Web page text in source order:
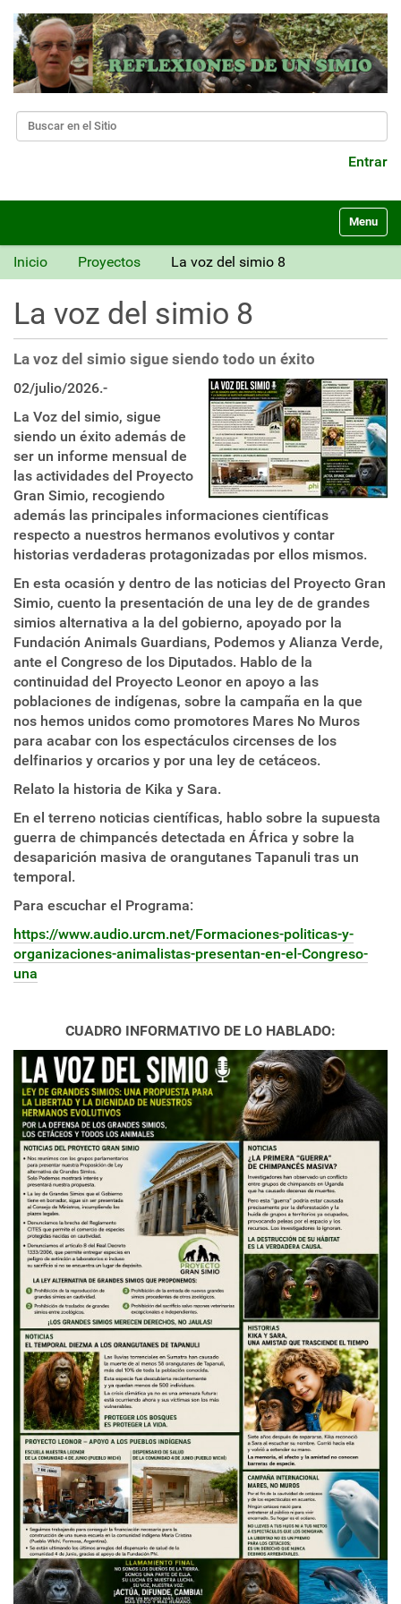
Buscar
Entrar
v
Toggle
Inicio Proyectos La voz del simio 8
La voz del simio 8
La voz del simio sigue siendo todo un éxito
02/julio/2026.-
La Voz del simio, sigue
siendo un éxito además de
ser un informe mensual de
las actividades del Proyecto
Gran Simio, recogiendo
además las principales informaciones científicas
respecto a nuestros hermanos evolutivos y contar
historias verdaderas protagonizadas por ellos mismos.
En esta ocasión y dentro de las noticias del Proyecto Gran
Simio, cuento la presentación de una ley de de grandes
simios alternativa a la del gobierno, apoyado por la
Fundación Animals Guardians, Podemos y Alianza Verde,
ante el Congreso de los Diputados. Hablo de la
continuidad del Proyecto Leonor en apoyo a las
poblaciones de indígenas, sobre la campaña en la que
nos hemos unidos como promotores Mares No Muros
para acabar con los espectáculos circenses de los
delfinarios y orcarios y por una ley de cetáceos.
Relato la historia de Kika y Sara.
En el terreno noticias científicas, hablo sobre la supuesta
guerra de chimpancés detectada en África y sobre la
desaparición masiva de orangutanes Tapanuli tras un
temporal.
Para escuchar el Programa:
https://www.audio.urcm.net/Formaciones-politicas-y-
organizaciones-animalistas-presentan-en-el-Congreso-
una
CUADRO INFORMATIVO DE LO HABLADO: